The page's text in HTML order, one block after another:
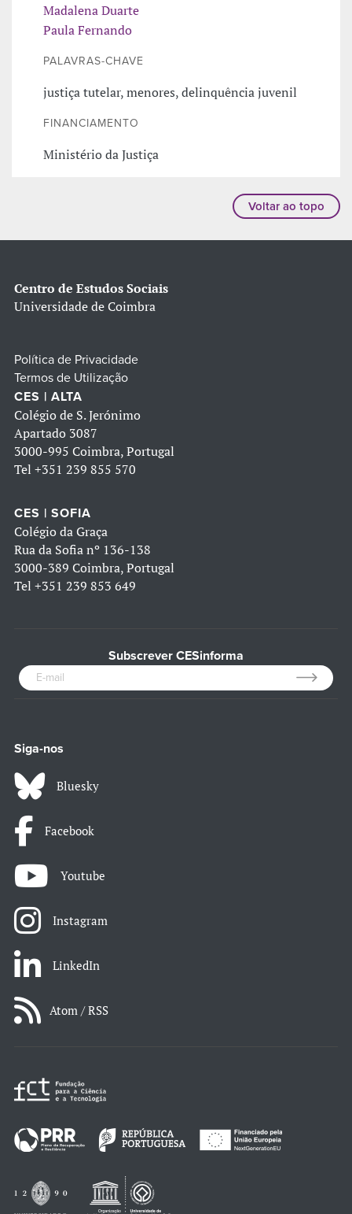
Madalena Duarte
Paula Fernando
PALAVRAS-CHAVE
justiça tutelar, menores, delinquência juvenil
FINANCIAMENTO
Ministério da Justiça
Voltar ao topo
Centro de Estudos Sociais
Universidade de Coimbra
Política de Privacidade
Termos de Utilização
CES | ALTA
Colégio de S. Jerónimo
Apartado 3087
3000-995 Coimbra, Portugal
Tel +351 239 855 570
CES | SOFIA
Colégio da Graça
Rua da Sofia nº 136-138
3000-389 Coimbra, Portugal
Tel +351 239 853 649
Subscrever CESinforma
Siga-nos
Bluesky
Facebook
Youtube
Instagram
LinkedIn
Atom / RSS